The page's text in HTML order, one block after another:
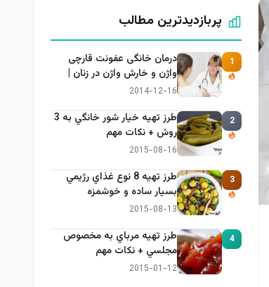
پربازدیدترین مطالب
1
درمان خانگی عفونت قارچی
واژن و خارش واژن در زنان |
راهنمای کامل، ایمن و کاربردی
2014-12-16
2
طرز تهيه خیار شور خانگي به 3
روش + نكات مهم
2015-08-16
3
طرز تهيه 8 نوع غذاي رژيمي
بسيار ساده و خوشمزه
2015-08-13
4
طرز تهيه مرباي به مخصوص
مجلسي + نكات مهم
2015-01-12